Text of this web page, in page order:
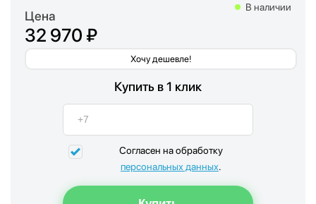
Цена
32 970 ₽
Хочу дешевле!
В наличии
Купить в 1 клик
Согласен на обработку
персональных данных.